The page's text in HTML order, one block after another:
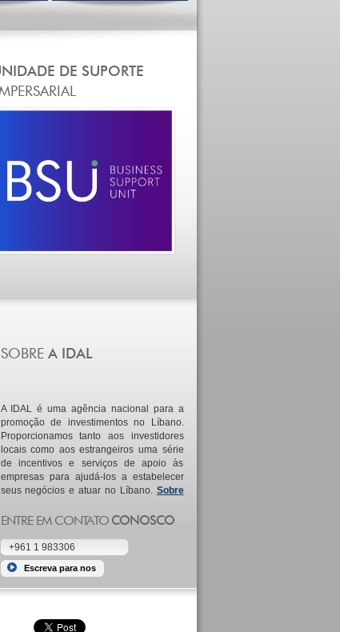
A IDAL é uma agência nacional para a
promoção de investimentos no Líbano.
Proporcionamos tanto aos investidores
locais como aos estrangeiros uma série
de incentivos e serviços de apoio às
empresas para ajudá-los a estabelecer
seus negócios e atuar no Líbano. Sobre
+961 1 983306